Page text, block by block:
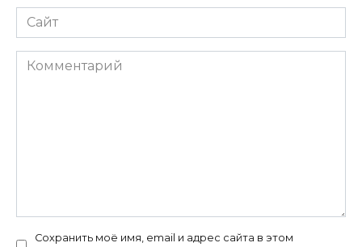
Сайт
Комментарий
Сохранить моё имя, email и адрес сайта в этом